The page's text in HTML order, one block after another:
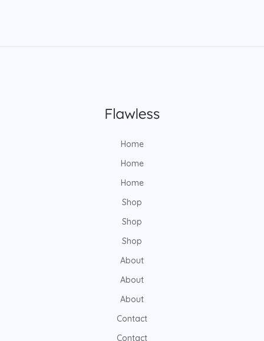
Home
Home
Home
Shop
Shop
Shop
About
About
About
Contact
Contact